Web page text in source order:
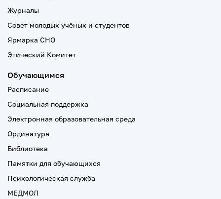
Журналы
Совет молодых учёных и студентов
Ярмарка СНО
Этический Комитет
Обучающимся
Расписание
Социальная поддержка
Электронная образовательная среда
Ординатура
Библиотека
Памятки для обучающихся
Психологическая служба
МЕДМОЛ